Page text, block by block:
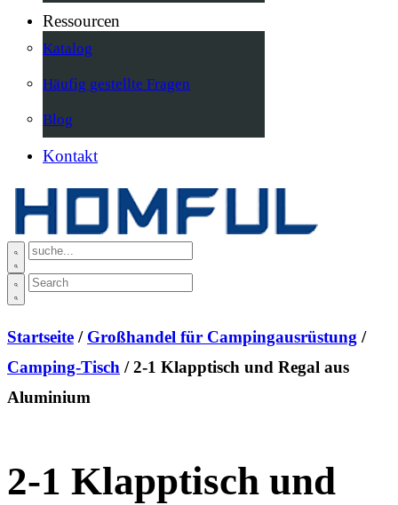
Ressourcen
Katalog
Häufig gestellte Fragen
Blog
Kontakt
Startseite / Großhandel für Campingausrüstung /
Camping-Tisch / 2-1 Klapptisch und Regal aus
Aluminium
2-1 Klapptisch und